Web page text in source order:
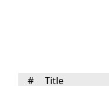
# Title